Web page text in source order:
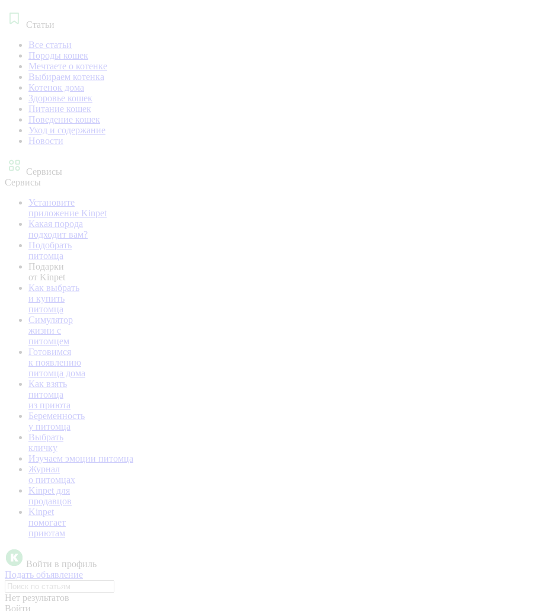
Статьи
Все статьи
Породы кошек
Мечтаете о котенке
Выбираем котенка
Котенок дома
Здоровье кошек
Питание кошек
Поведение кошек
Уход и содержание
Новости
Сервисы
Сервисы
Установите
приложение Kinpet
Какая порода
подходит вам?
Подобрать
питомца
Подарки
от Kinpet
Как выбрать
и купить
питомца
Симулятор
жизни с
питомцем
Готовимся
к появлению
питомца дома
Как взять
питомца
из приюта
Беременность
у питомца
Выбрать
кличку
Изучаем эмоции питомца
Журнал
о питомцах
Kinpet для
продавцов
Kinpet
помогает
приютам
Войти в профиль
Подать объявление
Нет результатов
Войти